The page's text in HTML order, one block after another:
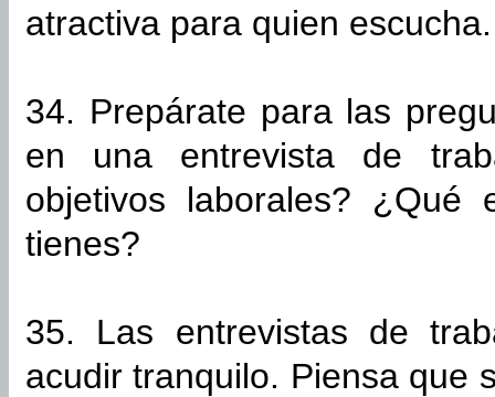
atractiva para quien escucha.
34. Prepárate para las
en una entrevista de
objetivos laborales? ¿Qué
tienes?
35. Las entrevistas de
acudir tranquilo. Piensa que